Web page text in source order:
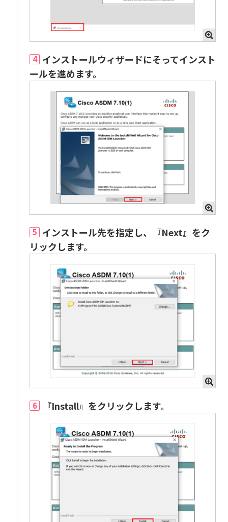
4 インストールウィザードにそってインスト
ールを進めます。
5 インストール先を指定し、『Next』をク
リックします。
6 『Install』をクリックします。